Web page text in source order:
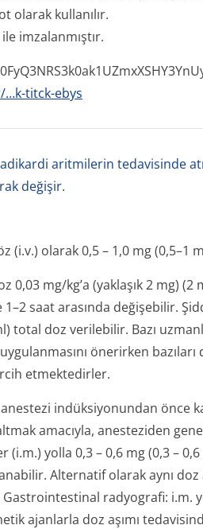
olarak kullanılır.
imzalanmıştır.
titck-ebys
aritmilerin tedavisinde
değişir.
(i.v.) olarak 0,5 – 1,0 mg (0,5–1
mg/kg’a (yaklaşık 2 mg)
1–2 saat arasında değişebilir.
total doz verilebilir. Bazı
önerirken bazıları
etmektedirler.
indüksiyonundan önce
amacıyla, anesteziden
yolla 0,3 – 0,6 mg (0,3 – 0,6
Alternatif olarak aynı
radyografi: i.m.
ajanlarla doz aşımı